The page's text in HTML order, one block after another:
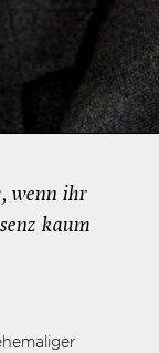
wenn ihr
kaum